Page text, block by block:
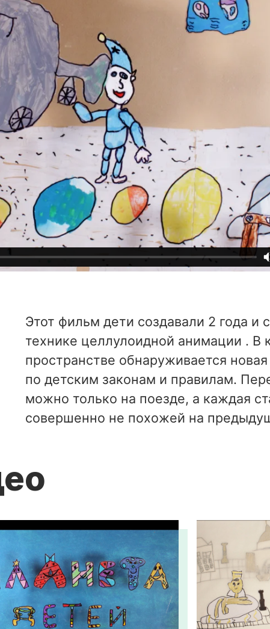
Этот фильм дети создавали 2 года и
технике целлулоидной анимации . В
пространстве обнаруживается
по детским законам и правилам.
можно только на поезде, а каждая
совершенно не похожей на